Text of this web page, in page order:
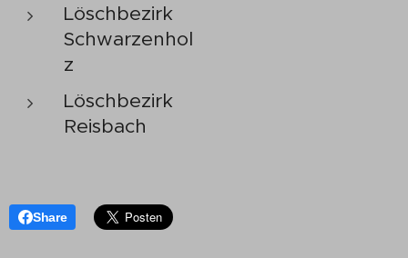
Löschbezirk
Schwarzenhol
z
Löschbezirk
Reisbach
Share